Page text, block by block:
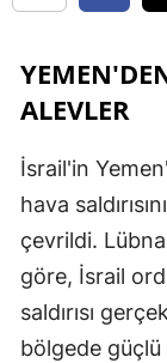
ALEVLER
İsrail'in
hava
çevrildi.
göre, İsrail
saldırısı
bölgede güçlü